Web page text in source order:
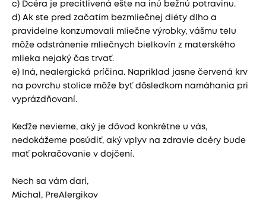
c) Dcéra je precitlivená ešte na inú bežnú potravinu.
d) Ak ste pred začatím bezmliečnej diéty dlho a
pravidelne konzumovali mliečne výrobky, vášmu telu
môže odstránenie mliečnych bielkovín z materského
mlieka nejaký čas trvať.
e) Iná, nealergická príčina. Napríklad jasne červená krv
na povrchu stolice môže byť dôsledkom namáhania pri
vyprázdňovaní.
Keďže nevieme, aký je dôvod konkrétne u vás,
nedokážeme posúdiť, aký vplyv na zdravie dcéry bude
mať pokračovanie v dojčení.
Nech sa vám darí,
Michal, PreAlergikov